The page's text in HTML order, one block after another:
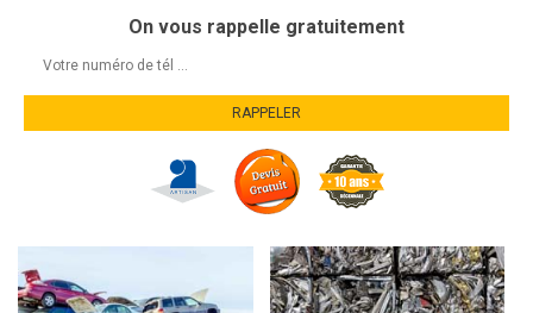
On vous rappelle gratuitement